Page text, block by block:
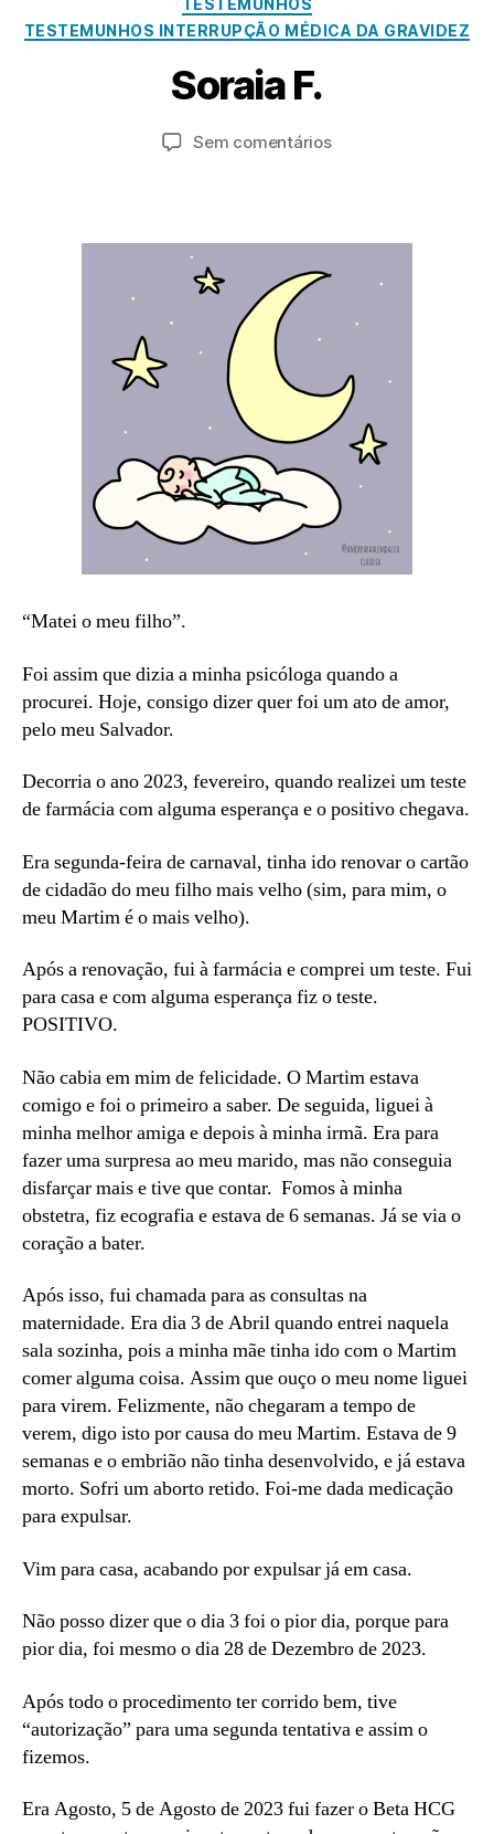
TESTEMUNHOS
TESTEMUNHOS INTERRUPÇÃO MÉDICA DA GRAVIDEZ
Soraia F.
Autor
r
d
Data
g
o
o
2
4
Sem comentáriosem
“Matei o meu filho”.
Foi assim que dizia a minha psicóloga quando a
procurei. Hoje, consigo dizer quer foi um ato de amor,
pelo meu Salvador.
Decorria o ano 2023, fevereiro, quando realizei um teste
de farmácia com alguma esperança e o positivo chegava.
Era segunda-feira de carnaval, tinha ido renovar o cartão
de cidadão do meu filho mais velho (sim, para mim, o
meu Martim é o mais velho).
Após a renovação, fui à farmácia e comprei um teste. Fui
para casa e com alguma esperança fiz o teste.
POSITIVO.
Não cabia em mim de felicidade. O Martim estava
comigo e foi o primeiro a saber. De seguida, liguei à
minha melhor amiga e depois à minha irmã. Era para
fazer uma surpresa ao meu marido, mas não conseguia
disfarçar mais e tive que contar. Fomos à minha
obstetra, fiz ecografia e estava de 6 semanas. Já se via o
coração a bater.
Após isso, fui chamada para as consultas na
maternidade. Era dia 3 de Abril quando entrei naquela
sala sozinha, pois a minha mãe tinha ido com o Martim
comer alguma coisa. Assim que ouço o meu nome liguei
para virem. Felizmente, não chegaram a tempo de
verem, digo isto por causa do meu Martim. Estava de 9
semanas e o embrião não tinha desenvolvido, e já estava
morto. Sofri um aborto retido. Foi-me dada medicação
para expulsar.
Vim para casa, acabando por expulsar já em casa.
Não posso dizer que o dia 3 foi o pior dia, porque para
pior dia, foi mesmo o dia 28 de Dezembro de 2023.
Após todo o procedimento ter corrido bem, tive
“autorização” para uma segunda tentativa e assim o
fizemos.
Era Agosto, 5 de Agosto de 2023 fui fazer o Beta HCG